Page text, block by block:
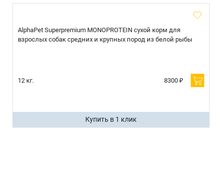
AlphaPet Superpremium MONOPROTEIN сухой корм для
взрослых собак средних и крупных пород из белой рыбы
12 кг. 8300 ₽
Купить в 1 клик